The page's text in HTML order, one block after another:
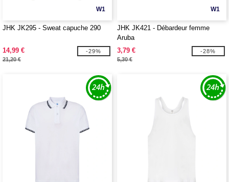
W1
JHK JK295 - Sweat capuche 290
14,99 €
21,20 €
-29%
W1
JHK JK421 - Débardeur femme
Aruba
3,79 €
5,30 €
-28%